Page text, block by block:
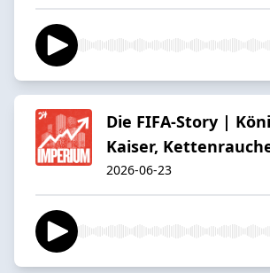
Die FIFA-Story |
Kaiser,
2026-06-23